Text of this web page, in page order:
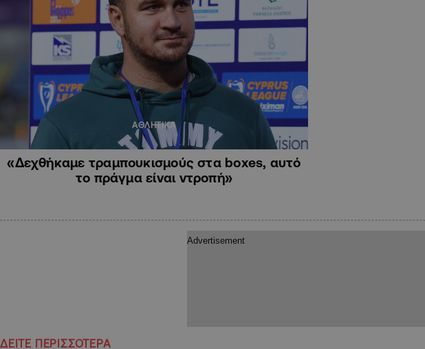
ΑΘΛΗΤΙΚΑ
«Δεχθήκαμε τραμπουκισμούς στα boxes, αυτό
το πράγμα είναι ντροπή»
ΔΕΙΤΕ ΠΕΡΙΣΣΟΤΕΡΑ